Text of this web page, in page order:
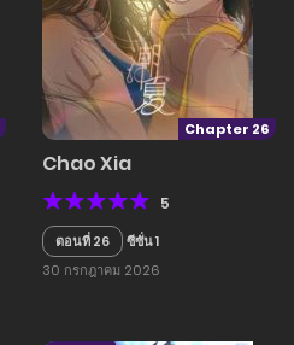
Chapter 26
Chao Xia
5
ตอนที่ 26
ซีซั่น 1
30 กรกฎาคม 2026